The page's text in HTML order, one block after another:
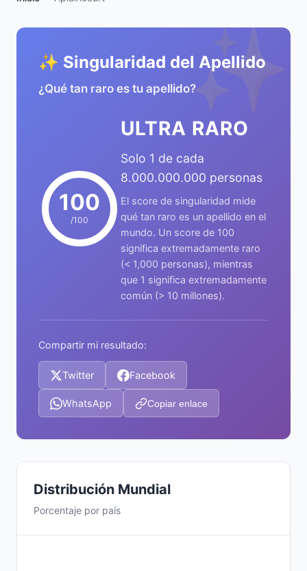
✨
✨ Singularidad del Apellido
¿Qué tan raro es tu apellido?
100
/100
ULTRA RARO
Solo 1 de cada
8.000.000.000 personas
El score de singularidad mide
qué tan raro es un apellido en el
mundo. Un score de 100
significa extremadamente raro
(< 1,000 personas), mientras
que 1 significa extremadamente
común (> 10 millones).
Compartir mi resultado:
Twitter Facebook
WhatsApp Copiar enlace
Distribución Mundial
Porcentaje por país